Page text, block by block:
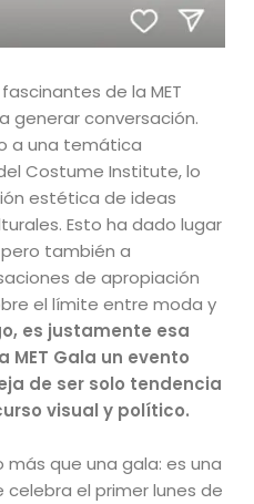
de la MET
generar conversación.
a una temática
Costume Institute, lo
estética de ideas
Esto ha dado lugar
también a
de apropiación
el límite entre moda y
es justamente esa
MET Gala un evento
de ser solo tendencia
visual y político.
más que una gala: es una
celebra el primer lunes de